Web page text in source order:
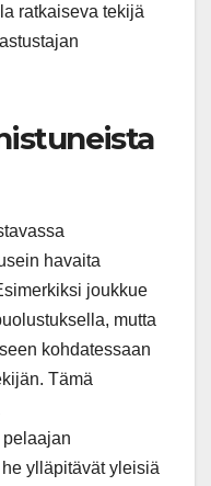
ratkaiseva tekijä
havaita
joukkue
mutta
kohdatessaan
Tämä
ylläpitävät yleisiä